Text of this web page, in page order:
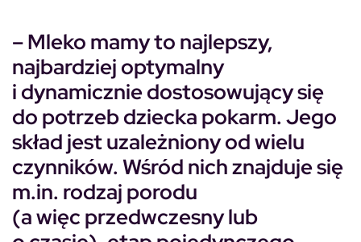
– Mleko mamy to najlepszy,
najbardziej optymalny
i dynamicznie dostosowujący się
do potrzeb dziecka pokarm. Jego
skład jest uzależniony od wielu
czynników. Wśród nich znajduje się
m.in. rodzaj porodu
(a więc przedwczesny lub